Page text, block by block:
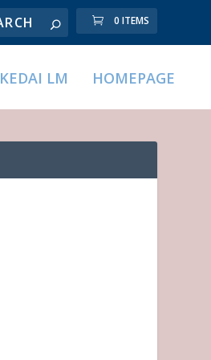
0 ITEMS
KEDAI LM HOMEPAGE